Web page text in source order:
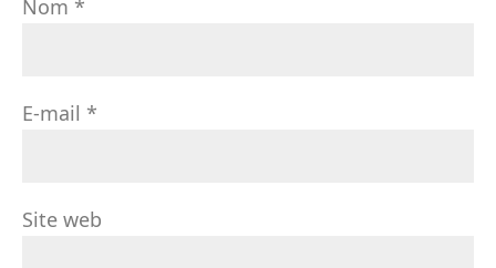
Nom *
E-mail *
Site web